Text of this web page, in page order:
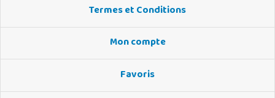
Termes et Conditions
Mon compte
Favoris